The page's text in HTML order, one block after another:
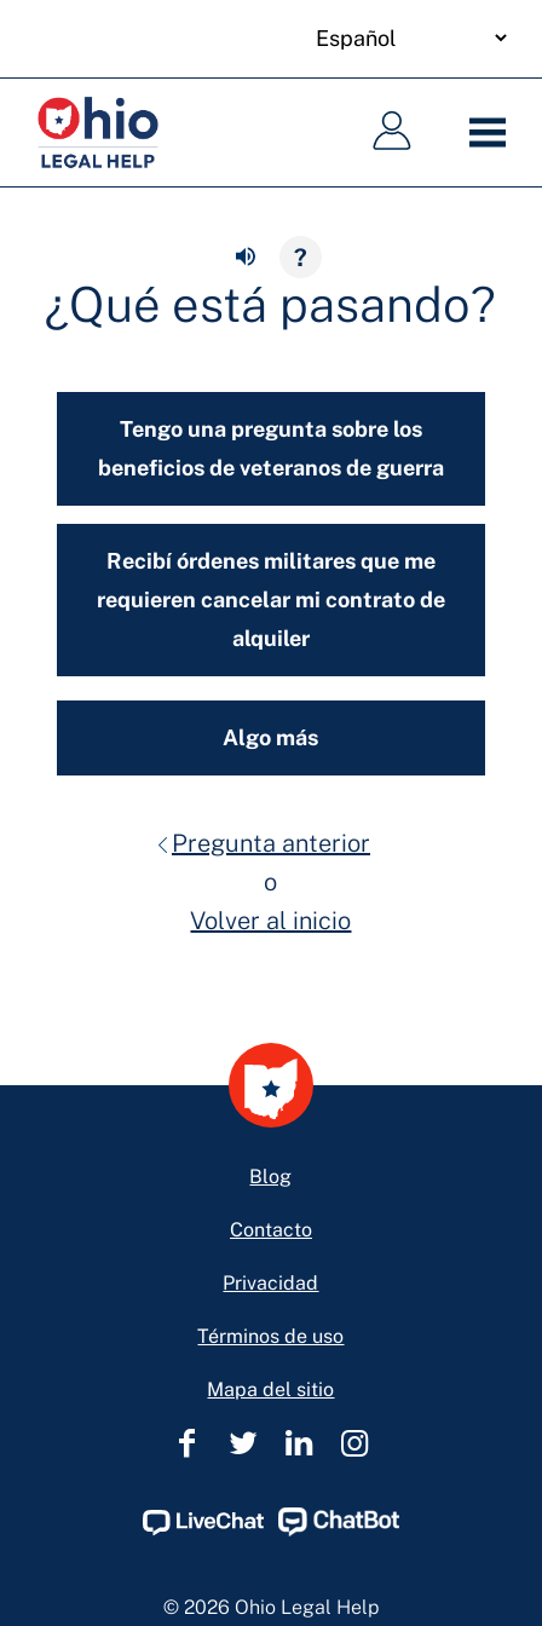
main
content
language
Navegación
principal
Navegación
principal
?
¿Qué está pasando?
Tengo una pregunta sobre los
beneficios de veteranos de guerra
Recibí órdenes militares que me
requieren cancelar mi contrato de
alquiler
Algo más
Pregunta anterior
o
Volver al inicio
Blog
Contacto
Privacidad
Términos de uso
Mapa del sitio
Ohio
Help
Page
Ohio
Help
Page
Ohio
Help
Page
Ohio
Help
Page
© 2026 Ohio Legal Help